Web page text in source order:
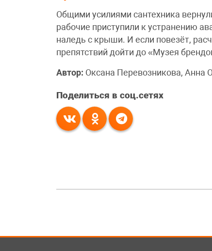
Общими усилиями сантехника
рабочие приступили к устранению
наледь с крыши. И если повезёт,
препятствий дойти до «Музея
Автор: Оксана Перевозникова, Анна
Поделиться в соц.сетях